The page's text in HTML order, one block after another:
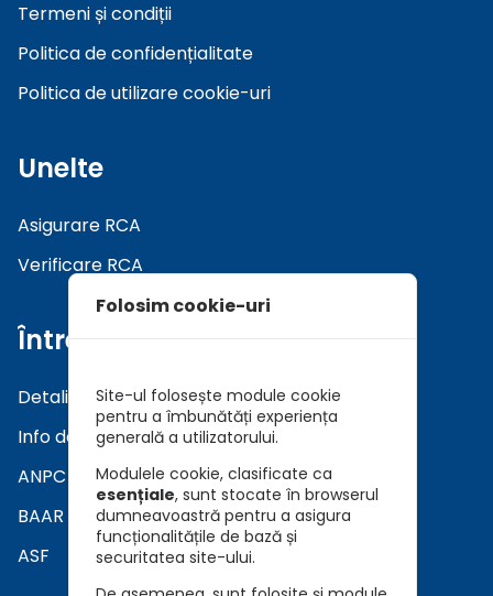
Termeni și condiții
Politica de confidențialitate
Politica de utilizare cookie-uri
Unelte
Asigurare RCA
Verificare RCA
Întrebări
Detalii asiguratori
Info daune
ANPC
BAAR
ASF
Folosim cookie-uri
Site-ul folosește module cookie
pentru a îmbunătăți experiența
generală a utilizatorului.
Modulele cookie, clasificate ca
esențiale, sunt stocate în browserul
dumneavoastră pentru a asigura
funcționalitățile de bază și
securitatea site-ului.